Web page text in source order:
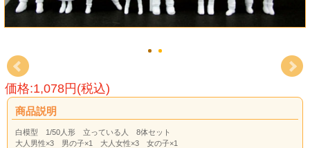
価格:1,078円(税込)
商品説明
白模型 1/50人形 立っている人 8体セット
大人男性×3 男の子×1 大人女性×3 女の子×1